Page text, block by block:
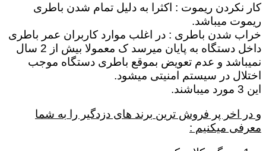
کار نکردن ریموت : اکثرا به دلیل تمام شدن باطری
ریموت میباشد.
خراب شدن باطری : در اغلب موارد کاربران عمر باطری
داخل دستگاه به پایان میرسد ک معمولا بیش از 2 سال
نمیباشد و عدم تعویض بموقع باطری دستگاه موجب
اختلال در سیستم امنیتی میشود.
این 3 مورد میباشند.
و در اخر پر فروش ترین برند های دزدگیر را به شما
معرفی میکنیم :